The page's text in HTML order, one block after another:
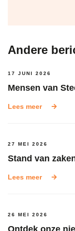
Andere
17 JUNI 2026
Mensen van
Lees meer
27 MEI 2026
Stand van
Lees meer
26 MEI 2026
Ontdek onze